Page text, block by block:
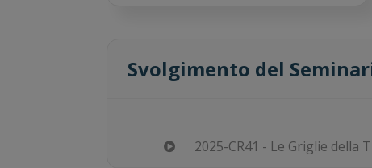
Svolgimento del
2025-CR41 - Le Griglie della